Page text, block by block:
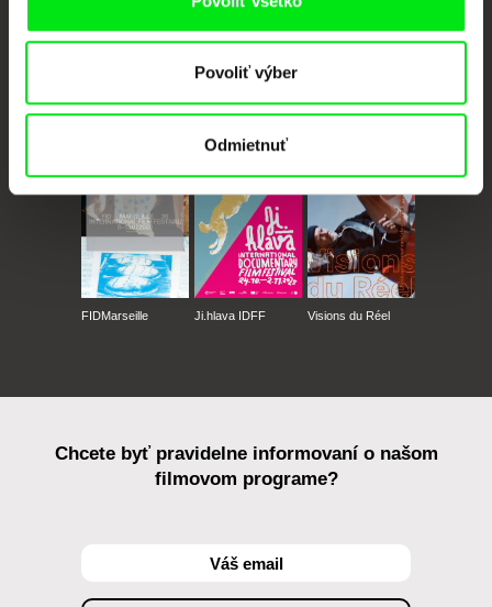
Povoliť výber
Odmietnuť
CPH:DOX Doclisboa
Millennium Docs
DOK Leipzig
FIDMarseille Ji.hlava IDFF Visions du Réel
Chcete byť pravidelne informovaní o našom
filmovom programe?